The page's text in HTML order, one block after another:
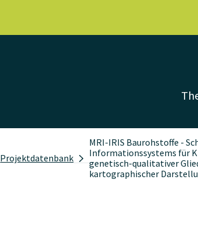
Projektdatenbank
MRI-IRIS Baurohstoffe -
Informationssystems für
genetisch-qualitativer
kartographischer